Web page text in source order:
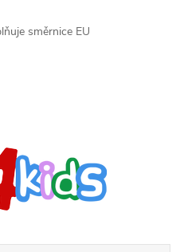
směrnice EU